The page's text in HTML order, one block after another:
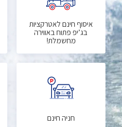
איסוף חינם לאטרקציות
בג’יפ פתוח באווירה
מחשמלת!
חניה חינם